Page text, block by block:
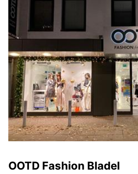
OOTD Fashion Bladel